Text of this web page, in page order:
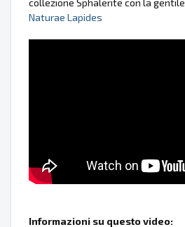
Naturae Lapides
Informazioni su questo video: